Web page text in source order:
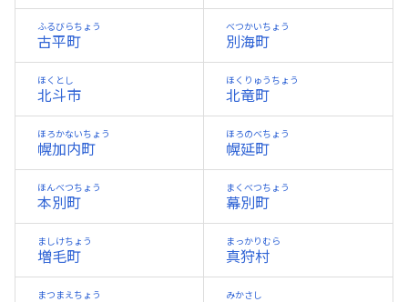
古平町
ふるびらちょう
別海町
べつかいちょう
北斗市
ほくとし
北竜町
ほくりゅうちょう
幌加内町
ほろかないちょう
幌延町
ほろのべちょう
本別町
ほんべつちょう
幕別町
まくべつちょう
増毛町
ましけちょう
真狩村
まっかりむら
まつまえちょう みかさし